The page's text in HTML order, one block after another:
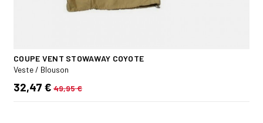
COUPE VENT STOWAWAY COYOTE
Veste / Blouson
32,47 € 49,95 €